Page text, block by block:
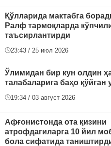
Қўлларида мактабга
Ралф тармоқларда
таъсирлантирди
23:43 / 25 июл 2026
Ўлимидан бир кун олдин
талабаларига баҳо қўйган
19:34 / 03 август 2026
Афғонистонда ота қизини
атрофдагиларга 10 йил
бола сифатида